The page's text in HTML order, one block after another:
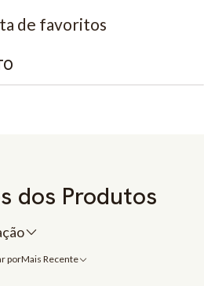
de favoritos
dos Produtos
porMais Recente